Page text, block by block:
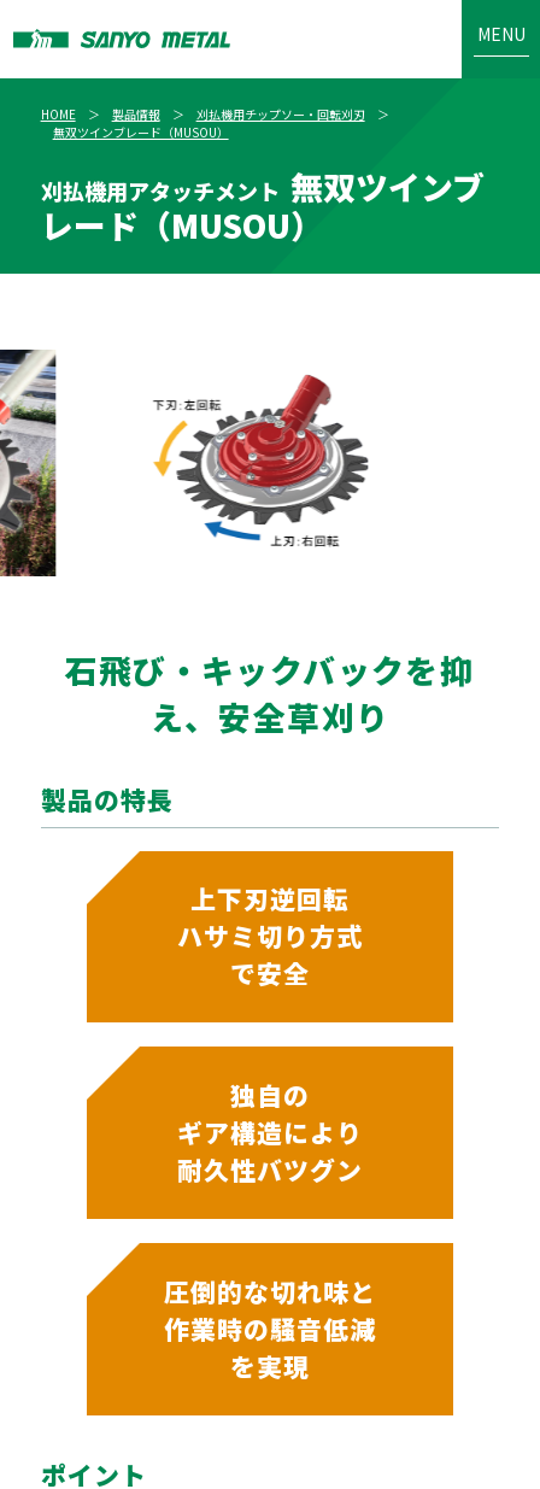
MENU
HOME 製品情報
刈払機用チップソー・回転刈刃
無双ツインブレード（MUSOU）
刈払機用アタッチメント 無双ツインブ
レード（MUSOU）
石飛び・キックバックを抑
え、安全草刈り
製品の特長
上下刃逆回転
ハサミ切り方式
で安全
独自の
ギア構造により
耐久性バツグン
圧倒的な切れ味と
作業時の騒音低減
を実現
ポイント